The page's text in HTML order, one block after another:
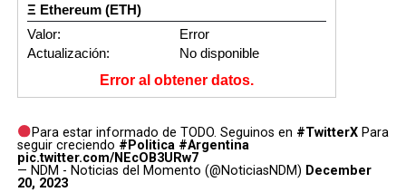
Ξ Ethereum (ETH)
Valor:
Error
Actualización:
No disponible
Error al obtener datos.
Para estar informado de TODO. Seguinos en #TwitterX Para
seguir creciendo #Politica #Argentina
pic.twitter.com/NEcOB3URw7
— NDM - Noticias del Momento (@NoticiasNDM) December
20, 2023